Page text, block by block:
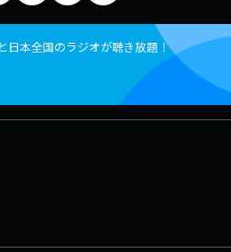
日本全国のラジオが聴き放題！